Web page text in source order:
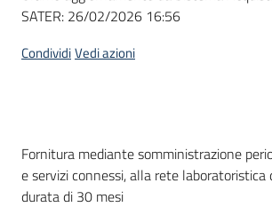
English
site
su
SATER: 26/02/2026 16:56
CondividiVedi azioni
Dati del bando
Fornitura mediante somministrazione
e servizi connessi, alla rete laboratoristica
durata di 30 mesi